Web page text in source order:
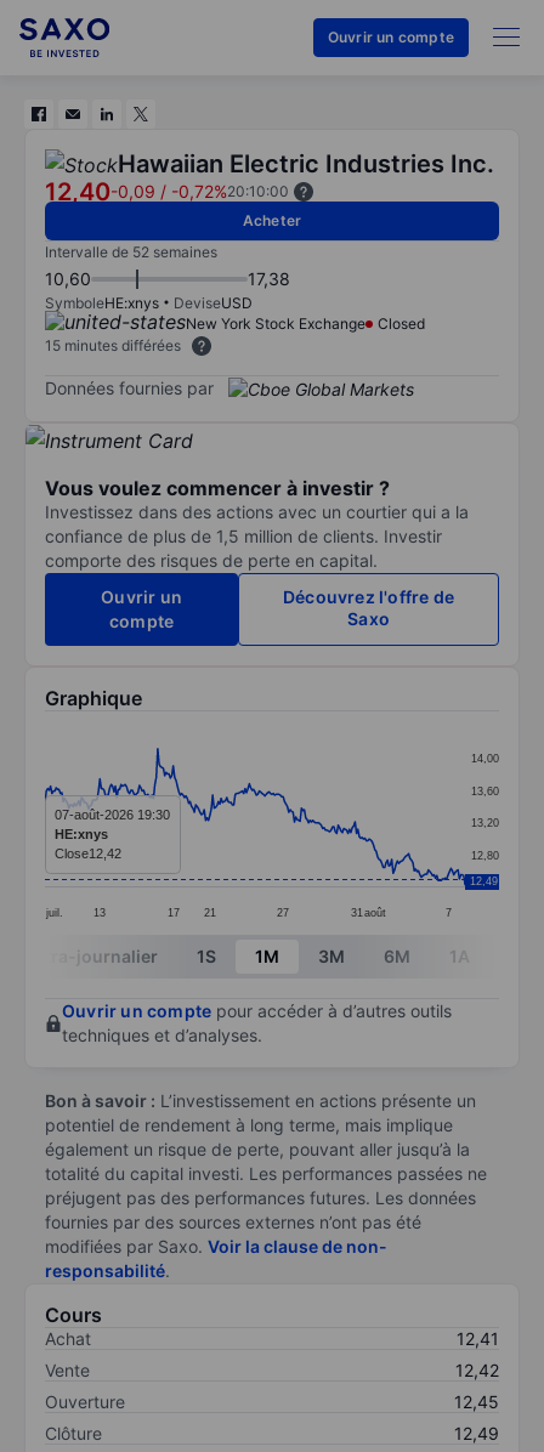
Ouvrir un compte
Hawaiian Electric Industries Inc.
12,40-0,09 / -0,72%20:10:00
Acheter
Intervalle de 52 semaines
10,60 17,38
SymboleHE:xnys DeviseUSD
New York Stock Exchange
Closed
15 minutes différées
Données fournies par
Vous voulez commencer à investir ?
Investissez dans des actions avec un courtier qui a la
confiance de plus de 1,5 million de clients. Investir
comporte des risques de perte en capital.
Ouvrir un
compte
Découvrez l'offre de
Saxo
Graphique
Line chart with 299 data points.
The chart has 1 X axis displaying categories.
The chart has 1 Y axis displaying values. Data
juil. 13 17 21 27 31 août 7
12,80
13,20
13,60
14,00
12,49
07-août-2026 19:30
HE:xnys
Close12,42
End of interactive chart.
Intra-journalier 1S 1M 3M 6M 1A
Ouvrir un compte pour accéder à d’autres outils
techniques et d’analyses.
Bon à savoir : L’investissement en actions présente un
potentiel de rendement à long terme, mais implique
également un risque de perte, pouvant aller jusqu’à la
totalité du capital investi. Les performances passées ne
préjugent pas des performances futures. Les données
fournies par des sources externes n’ont pas été
modifiées par Saxo. Voir la clause de non-
responsabilité.
Cours
Achat
12,41
Vente
12,42
Ouverture
12,45
Clôture
12,49